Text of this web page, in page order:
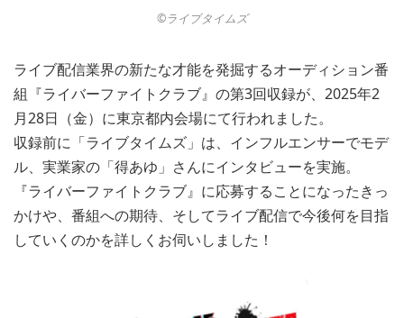
©︎ライブタイムズ
ライブ配信業界の新たな才能を発掘するオーディション番
組『ライバーファイトクラブ』の第3回収録が、2025年2
月28日（金）に東京都内会場にて行われました。
収録前に「ライブタイムズ」は、インフルエンサーでモデ
ル、実業家の「得あゆ」さんにインタビューを実施。
『ライバーファイトクラブ』に応募することになったきっ
かけや、番組への期待、そしてライブ配信で今後何を目指
していくのかを詳しくお伺いしました！